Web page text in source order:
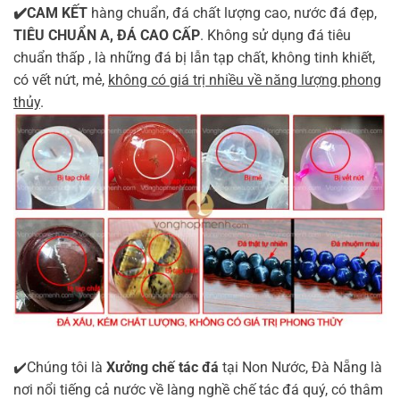
✔️CAM KẾT hàng chuẩn, đá chất lượng cao, nước đá đẹp,
TIÊU CHUẨN A, ĐÁ CAO CẤP. Không sử dụng đá tiêu
chuẩn thấp , là những đá bị lẫn tạp chất, không tinh khiết,
có vết nứt, mẻ, không có giá trị nhiều về năng lượng phong
thủy.
✔️Chúng tôi là Xưởng chế tác đá tại Non Nước, Đà Nẵng là
nơi nổi tiếng cả nước về làng nghề chế tác đá quý, có thâm